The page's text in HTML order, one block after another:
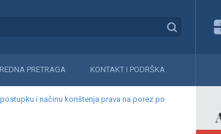
PRETRAGA KONTAKT I PODRŠKA
i načinu korištenja prava na porez po